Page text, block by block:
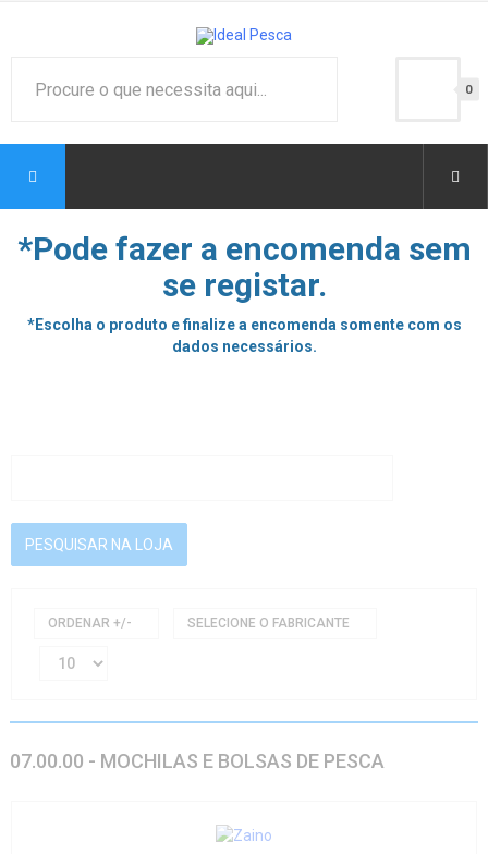
0
*Pode fazer a encomenda sem
se registar.
*Escolha o produto e finalize a encomenda somente com os
dados necessários.
ORDENAR +/- SELECIONE O FABRICANTE
07.00.00 - MOCHILAS E BOLSAS DE PESCA